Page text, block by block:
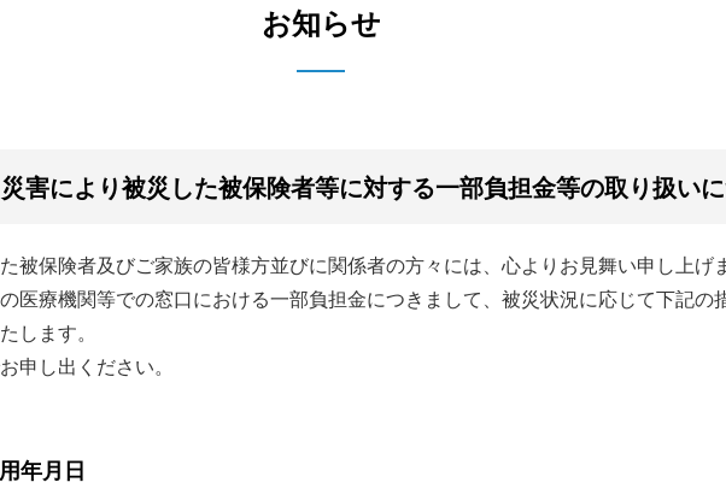
お知らせ
害により被災した被保険者等に対する一部負担金等の取り扱い
被保険者及びご家族の皆様方並びに関係者の方々には、心よりお見舞い申し上げま
医療機関等での窓口における一部負担金につきまして、被災状況に応じて下記の
します。
申し出ください。
年月日